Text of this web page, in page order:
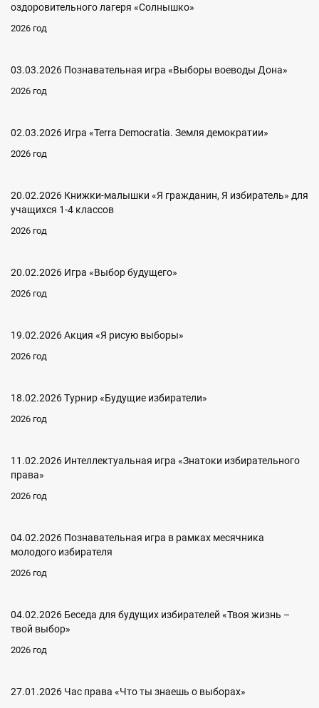
оздоровительного лагеря «Солнышко»
2026 год
03.03.2026 Познавательная игра «Выборы воеводы Дона»
2026 год
02.03.2026 Игра «Terra Democratia. Земля демократии»
2026 год
20.02.2026 Книжки-малышки «Я гражданин, Я избиратель» для
учащихся 1-4 классов
2026 год
20.02.2026 Игра «Выбор будущего»
2026 год
19.02.2026 Акция «Я рисую выборы»
2026 год
18.02.2026 Турнир «Будущие избиратели»
2026 год
11.02.2026 Интеллектуальная игра «Знатоки избирательного
права»
2026 год
04.02.2026 Познавательная игра в рамках месячника
молодого избирателя
2026 год
04.02.2026 Беседа для будущих избирателей «Твоя жизнь –
твой выбор»
2026 год
27.01.2026 Час права «Что ты знаешь о выборах»